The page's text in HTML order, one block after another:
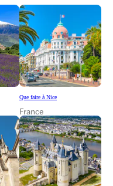
Que faire à Nice
France